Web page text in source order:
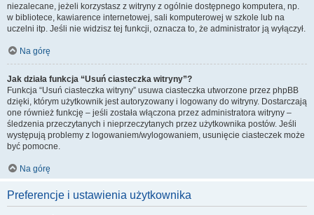
niezalecane, jeżeli korzystasz z witryny z ogólnie dostępnego komputera, np.
w bibliotece, kawiarence internetowej, sali komputerowej w szkole lub na
uczelni itp. Jeśli nie widzisz tej funkcji, oznacza to, że administrator ją wyłączył.
Na górę
Jak działa funkcja “Usuń ciasteczka witryny”?
Funkcja “Usuń ciasteczka witryny” usuwa ciasteczka utworzone przez phpBB
dzięki, którym użytkownik jest autoryzowany i logowany do witryny. Dostarczają
one również funkcję – jeśli została włączona przez administratora witryny –
śledzenia przeczytanych i nieprzeczytanych przez użytkownika postów. Jeśli
występują problemy z logowaniem/wylogowaniem, usunięcie ciasteczek może
być pomocne.
Na górę
Preferencje i ustawienia użytkownika